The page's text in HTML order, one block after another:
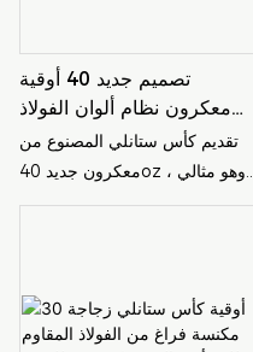
للتنقلات اليومية، والرحلات
الخارجية، والاستخدام المكتبي، أو
تصميم جديد 40 أوقية
معكرون نظام ألوان الفولاذ
المقاوم للصدأ من الفولاذ
المقاوم للصدأ لاستخدام السفر
تقديم كأس ستانلي المصنوع من
معكرون جديد 40oz ، وهو مثالي
لاستخدام السفر. هذا الكوب الأنيق
التنقل ، كل ذلك أثناء إضافة
موسيقى البوب ​​إلى يومك